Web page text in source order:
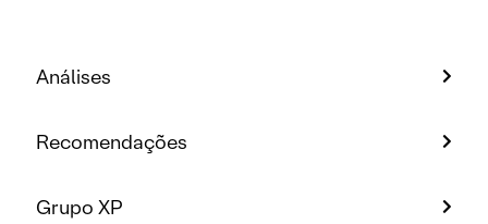
Análises
Recomendações
Grupo XP